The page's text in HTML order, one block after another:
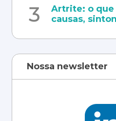
Artrite: o que
causas,
Nossa newsletter